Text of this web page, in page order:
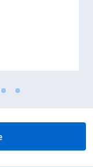
soggetti privati per